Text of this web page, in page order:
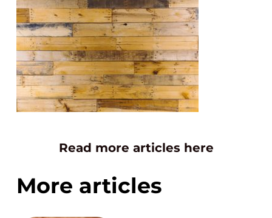
Read more articles here
More articles